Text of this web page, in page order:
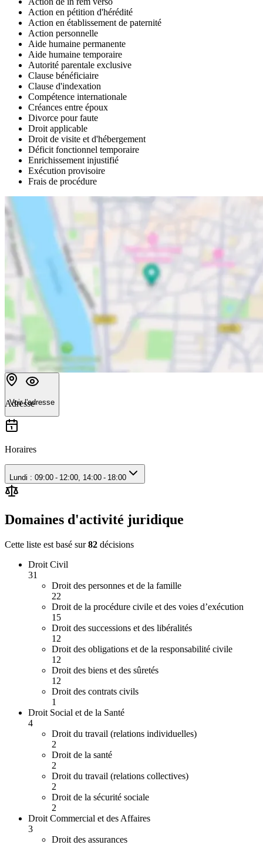
Action en pétition d'hérédité
Action en établissement de paternité
Action personnelle
Aide humaine permanente
Aide humaine temporaire
Autorité parentale exclusive
Clause bénéficiaire
Clause d'indexation
Compétence internationale
Créances entre époux
Divorce pour faute
Droit applicable
Droit de visite et d'hébergement
Déficit fonctionnel temporaire
Enrichissement injustifié
Exécution provisoire
Frais de procédure
Voir l'adresse
Adresse
Horaires
Lundi : 09:00 - 12:00, 14:00 - 18:00
Domaines d'activité juridique
Cette liste est basé sur 82 décisions
Droit Civil
31
Droit des personnes et de la famille
22
Droit de la procédure civile et des voies d’exécution
15
Droit des successions et des libéralités
12
Droit des obligations et de la responsabilité civile
12
Droit des biens et des sûretés
12
Droit des contrats civils
1
Droit Social et de la Santé
4
Droit du travail (relations individuelles)
2
Droit de la santé
2
Droit du travail (relations collectives)
2
Droit de la sécurité sociale
2
Droit Commercial et des Affaires
3
Droit des assurances